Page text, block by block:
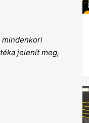
mindenkori
jelenít meg,